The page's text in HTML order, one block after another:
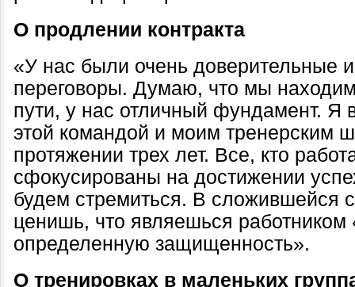
О продлении контракта
«У нас были очень доверительные
переговоры. Думаю, что мы
пути, у нас отличный фундамент. Я
этой командой и моим тренерским
протяжении трех лет. Все, кто
сфокусированы на достижении
будем стремиться. В сложившейся
ценишь, что являешься
определенную защищенность».
О тренировках в маленьких